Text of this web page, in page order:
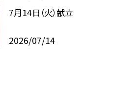
7月14日（火）献立
2026/07/14